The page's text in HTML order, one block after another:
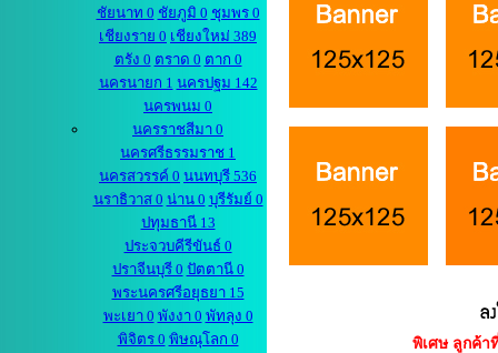
ชัยนาท 0 ชัยภูมิ 0 ชุมพร 0
เชียงราย 0 เชียงใหม่ 389
ตรัง 0 ตราด 0 ตาก 0
นครนายก 1 นครปฐม 142
นครพนม 0
นครราชสีมา 0
นครศรีธรรมราช 1
นครสวรรค์ 0 นนทบุรี 536
นราธิวาส 0 น่าน 0 บุรีรัมย์ 0
ปทุมธานี 13
ประจวบคีรีขันธ์ 0
ปราจีนบุรี 0 ปัตตานี 0
พระนครศรีอยุธยา 15
พะเยา 0 พังงา 0 พัทลุง 0
พิจิตร 0 พิษณุโลก 0
พิเศษ ลูกค้า